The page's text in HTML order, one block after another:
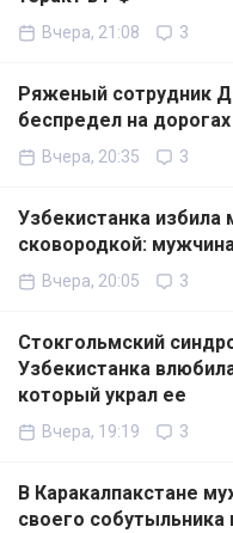
Вчера, 21:08 3
Ряженый сотрудник
беспредел на
Вчера, 20:35 3
Узбекистанка избила
сковородкой:
Вчера, 20:05 3
Стокгольмский
Узбекистанка
который украл ее
Вчера, 19:19 3
В Каракалпакстане
своего собутыльника